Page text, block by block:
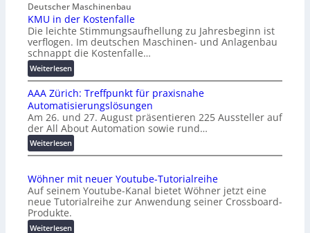
Deutscher Maschinenbau
KMU in der Kostenfalle
Die leichte Stimmungsaufhellung zu Jahresbeginn ist
verflogen. Im deutschen Maschinen- und Anlagenbau
schnappt die Kostenfalle…
Weiterlesen:
K
M
U
i
n
d
e
K
o
s
e
AAA Zürich: Treffpunkt für praxisnahe
Automatisierungslösungen
Am 26. und 27. August präsentieren 225 Aussteller auf
der All About Automation sowie rund…
Weiterlesen:
A
A
Z
ü
i
Wöhner mit neuer Youtube-Tutorialreihe
Auf seinem Youtube-Kanal bietet Wöhner jetzt eine
neue Tutorialreihe zur Anwendung seiner Crossboard-
Produkte.
Weiterlesen: